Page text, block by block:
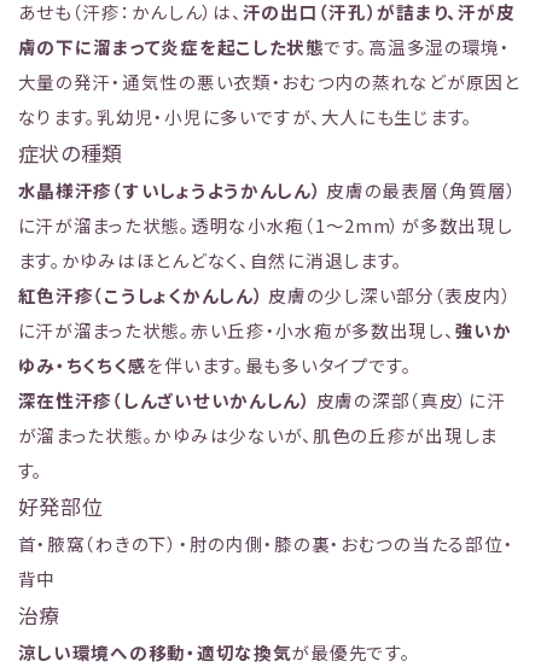
あせも（汗疹：かんしん）は、 汗の出口（汗孔）が詰まり、汗が皮
膚の下に溜まって炎症を起こした状態です。高温多湿の環境・
大量の発汗・通気性の悪い衣類・おむつ内の蒸れなどが原因と
なります。乳幼児・小児に多いですが、大人にも生じます。
症状の種類
水晶様汗疹（すいしょうようかんしん） 皮膚の最表層（角質層）
に汗が溜まった状態。透明な小水疱（1〜2mm）が多数出現し
ます。かゆみはほとんどなく、自然に消退します。
紅色汗疹（こうしょくかんしん） 皮膚の少し深い部分（表皮内）
に汗が溜まった状態。赤い丘疹・小水疱が多数出現し、 強いか
ゆみ・ちくちく感を伴います。最も多いタイプです。
深在性汗疹（しんざいせいかんしん） 皮膚の深部（真皮）に汗
が溜まった状態。かゆみは少ないが、肌色の丘疹が出現しま
す。
好発部位
首・腋窩（わきの下）・肘の内側・膝の裏・おむつの当たる部位・
背中
治療
涼しい環境への移動・適切な換気が最優先です。